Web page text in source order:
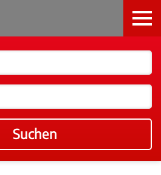
Suchen